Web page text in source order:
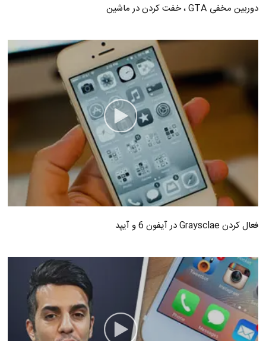
دوربین مخفی GTA ، خفت کردن در ماشین
فعال کردن Graysclae در آیفون 6 و آیپد